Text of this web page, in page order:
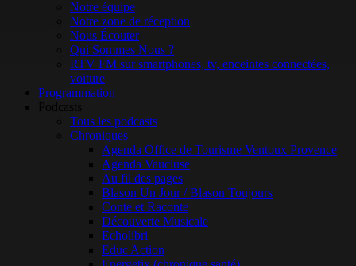
Notre équipe
Notre zone de réception
Nous Écouter
Qui Sommes Nous ?
RTV FM sur smartphones, tv, enceintes connectées,
voiture
Programmation
Podcasts
Tous les podcasts
Chroniques
Agenda Office de Tourisme Ventoux Provence
Agenda Vaucluse
Au fil des pages
Blason Un Jour / Blason Toujours
Conte et Raconte
Découverte Musicale
Echolibri
Educ Action